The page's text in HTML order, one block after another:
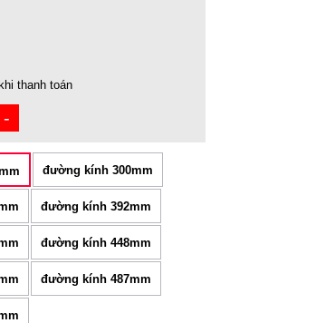
thanh toán
-
đường kính 300mm
đường kính 392mm
đường kính 448mm
đường kính 487mm